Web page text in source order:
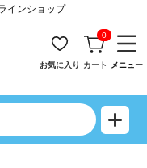
インショップ
お気に入り
0
カート メニュー